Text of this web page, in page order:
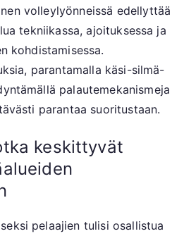
volleylyönneissä edellyttää
tekniikassa, ajoituksessa ja
kohdistamisessa.
parantamalla käsi-silmä-
palautemekanismeja
parantaa suoritustaan.
keskittyvät
pelaajien tulisi osallistua